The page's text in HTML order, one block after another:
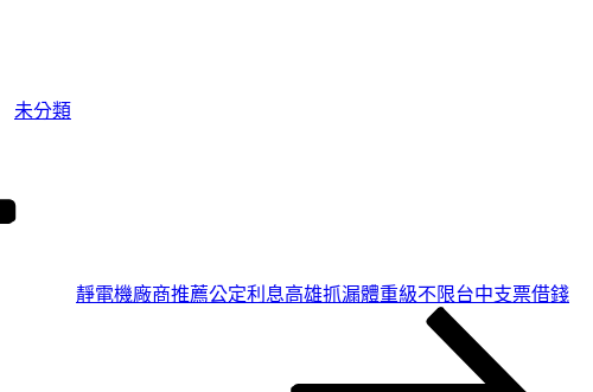
未分類
靜電機廠商推薦公定利息高雄抓漏體重級不限台中支票借錢